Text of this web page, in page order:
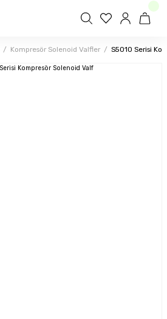
Kompresör Solenoid Valfler S5010 Serisi